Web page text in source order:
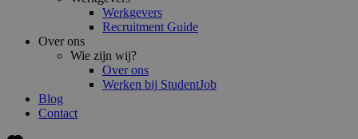
Werkgevers
Recruitment Guide
Over ons
Wie zijn wij?
Over ons
Werken bij StudentJob
Blog
Contact